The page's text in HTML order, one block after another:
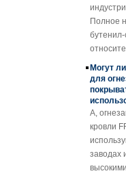
Полное
Могут
для
A,
кровли
заводах
...